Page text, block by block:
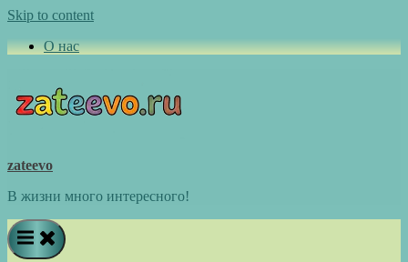
Skip to content
О нас
zateevo
В жизни много интересного!